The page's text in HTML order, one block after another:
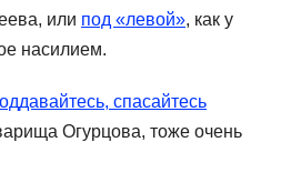
или под «левой», как у
насилием.
спасайтесь
Огурцова, тоже очень